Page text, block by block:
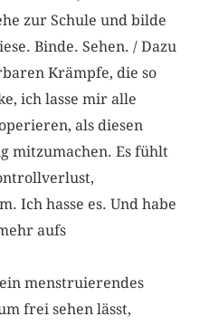
zur Schule und bilde
Binde. Sehen. / Dazu
Krämpfe, die so
ich lasse mir alle
als diesen
mitzumachen. Es fühlt
Ich hasse es. Und habe
aufs
menstruierendes
frei sehen lässt,